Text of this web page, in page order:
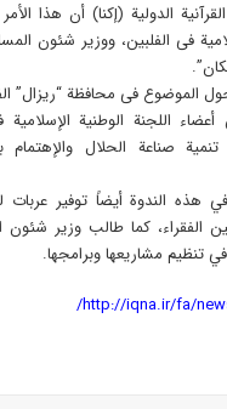
القرآنیة الدولیة (إکنا) أن هذا
فی الفلبین، ووزیر شئون
الموضوع فی محافظة “ریزال”
اللجنة الوطنیة
صناعة الحلال والإهتمام
هذه الندوة أیضاً توفیر عربات
الفقراء، کما طالب وزیر شئون
تنظیم مشاریعها وبرامجها.
http://iqna.ir/fa/